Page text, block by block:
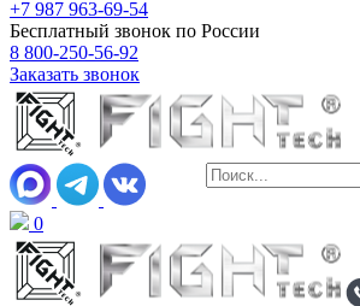
+7 987 963-69-54
Бесплатный звонок по России
8 800-250-56-92
Заказать звонок
0